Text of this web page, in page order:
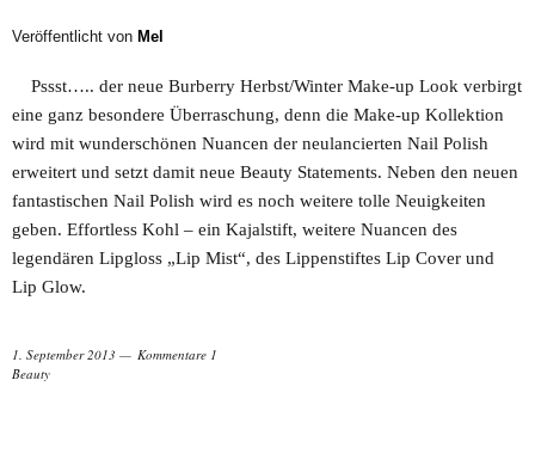
Veröffentlicht von Mel
Pssst….. der neue Burberry Herbst/Winter Make-up Look verbirgt
eine ganz besondere Überraschung, denn die Make-up Kollektion
wird mit wunderschönen Nuancen der neulancierten Nail Polish
erweitert und setzt damit neue Beauty Statements. Neben den neuen
fantastischen Nail Polish wird es noch weitere tolle Neuigkeiten
geben. Effortless Kohl – ein Kajalstift, weitere Nuancen des
legendären Lipgloss „Lip Mist“, des Lippenstiftes Lip Cover und
Lip Glow.
1. September 2013
Kommentare 1
Beauty